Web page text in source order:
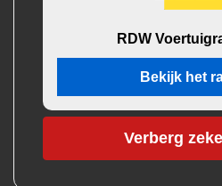
RDW
Bekijk het
Verberg